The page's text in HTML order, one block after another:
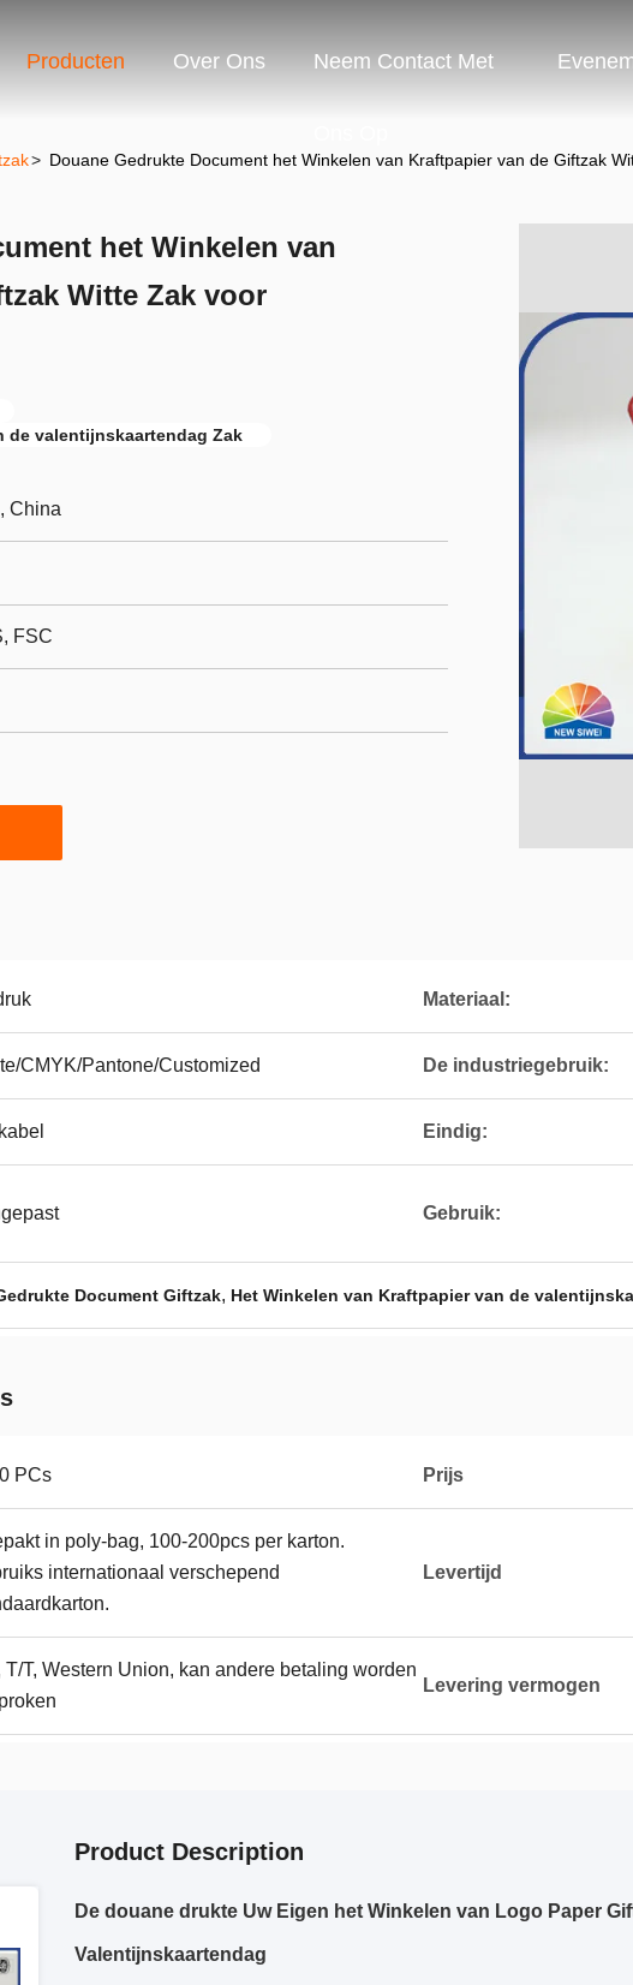
Producten Over Ons Neem Contact Met
> Douane Gedrukte Document het Winkelen van Kraftpapier van de Giftzak
het Winkelen van
Witte Zak voor
de valentijnskaartendag Zak
China
FSC
Materiaal:
CMYK/Pantone/Customized De industriegebruik:
Eindig:
Gebruik:
Document Giftzak, Het Winkelen van Kraftpapier van de
PCs Prijs
in poly-bag, 100-200pcs per karton.
internationaal verschepend
Levertijd
T/T, Western Union, kan andere betaling worden
Levering vermogen
Product Description
De douane drukte Uw Eigen het Winkelen van Logo Paper
Valentijnskaartendag